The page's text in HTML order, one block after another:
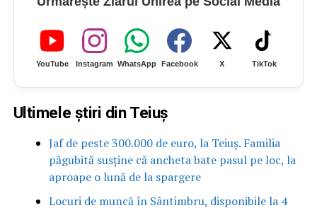
YouTube Instagram WhatsApp Facebook X TikTok
Ultimele știri din Teiuș
Jaf de peste 300.000 de euro, la Teiuș. Familia
păgubită susține că ancheta bate pasul pe loc, la
aproape o lună de la spargere
Locuri de muncă în Sântimbru, disponibile la 4